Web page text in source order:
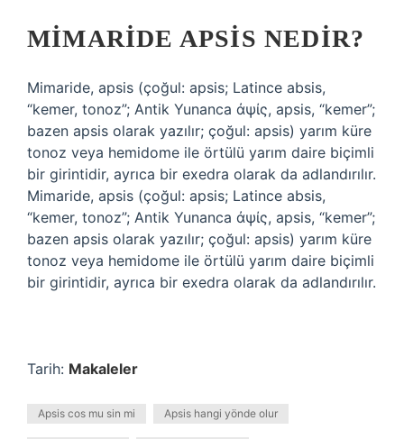
MIMARIDE APSIS NEDIR?
Mimaride, apsis (çoğul: apsis; Latince absis,
“kemer, tonoz”; Antik Yunanca ἀψίς, apsis, “kemer”;
bazen apsis olarak yazılır; çoğul: apsis) yarım küre
tonoz veya hemidome ile örtülü yarım daire biçimli
bir girintidir, ayrıca bir exedra olarak da adlandırılır.
Mimaride, apsis (çoğul: apsis; Latince absis,
“kemer, tonoz”; Antik Yunanca ἀψίς, apsis, “kemer”;
bazen apsis olarak yazılır; çoğul: apsis) yarım küre
tonoz veya hemidome ile örtülü yarım daire biçimli
bir girintidir, ayrıca bir exedra olarak da adlandırılır.
Tarih: Makaleler
Apsis cos mu sin mi Apsis hangi yönde olur